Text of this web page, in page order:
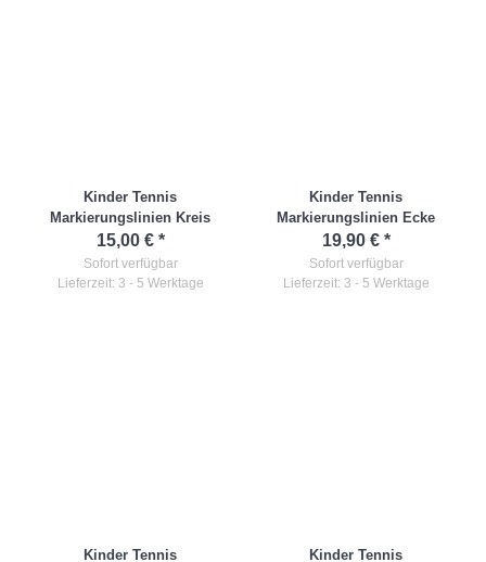
Kinder Tennis
Markierungslinien Kreis
15,00 € *
Sofort verfügbar
Lieferzeit: 3 - 5 Werktage
Kinder Tennis
Markierungslinien Ecke
19,90 € *
Sofort verfügbar
Lieferzeit: 3 - 5 Werktage
Kinder Tennis
Kinder Tennis